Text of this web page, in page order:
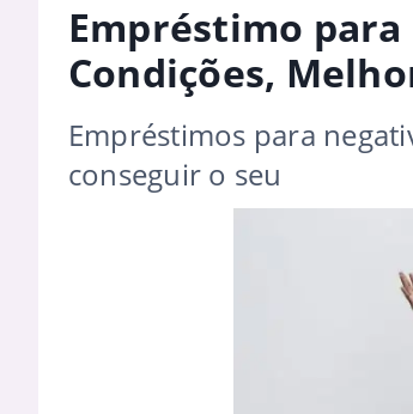
Empréstimo
Condições,
Empréstimos para
conseguir o seu